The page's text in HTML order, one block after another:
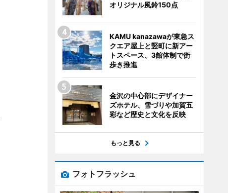
オリジナル風鈴150点
KAMU kanazawaが東急ス
クエア屋上と竪町に新アー
トスペース、3館体制で街
歩き推進
金沢の中心部にデザイナー
ズホテル、雪づりや加賀五
彩など歴史と文化を反映
もっと見る
フォトフラッシュ